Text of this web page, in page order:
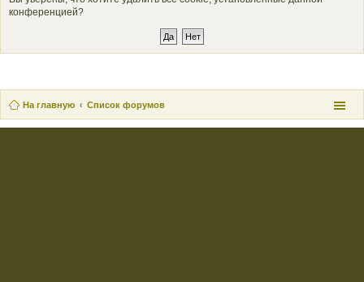
конференцией?
На главную Список форумов